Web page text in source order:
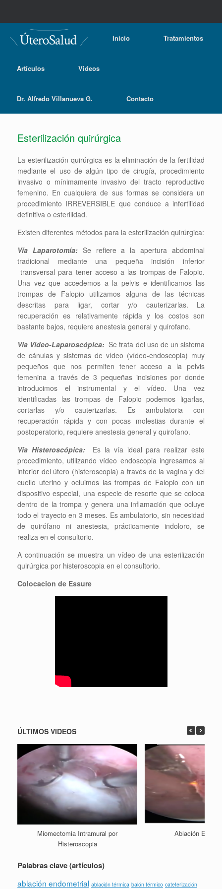
Inicio Tratamientos
Artículos Videos
Dr. Alfredo Villanueva G. Contacto
Esterilización quirúrgica
La esterilización quirúrgica es la eliminación de la fertilidad
mediante el uso de algún tipo de cirugía, procedimiento
invasivo o mínimamente invasivo del tracto reproductivo
femenino. En cualquiera de sus formas se considera un
procedimiento IRREVERSIBLE que conduce a infertilidad
definitiva o esterilidad.
Existen diferentes métodos para la esterilización quirúrgica:
Vía Laparotomía:Se refiere a la apertura abdominal
tradicional mediante una pequeña incisión inferior
transversal para tener acceso a las trompas de Falopio.
Una vez que accedemos a la pelvis e identificamos las
trompas de Falopio utilizamos alguna de las técnicas
descritas para ligar, cortar y/o cauterizarlas. La
recuperación es relativamente rápida y los costos son
bastante bajos, requiere anestesia general y quirofano.
Vía Vídeo-Laparoscópica: Se trata del uso de un sistema
de cánulas y sistemas de vídeo (vídeo-endoscopia) muy
pequeños que nos permiten tener acceso a la pelvis
femenina a través de 3 pequeñas incisiones por donde
introducimos el instrumental y el vídeo. Una vez
identificadas las trompas de Falopio podemos ligarlas,
cortarlas y/o cauterizarlas. Es ambulatoria con
recuperación rápida y con pocas molestias durante el
postoperatorio, requiere anestesia general y quirofano.
Vía Histeroscópica:Es la vía ideal para realizar este
procedimiento, utilizando vídeo endoscopia ingresamos al
interior del útero (histeroscopia) a través de la vagina y del
cuello uterino y ocluimos las trompas de Falopio con un
dispositivo especial, una especie de resorte que se coloca
dentro de la trompa y genera una inflamación que ocluye
todo el trayecto en 3 meses. Es ambulatorio, sin necesidad
de quirófano ni anestesia, prácticamente indoloro, se
realiza en el consultorio.
A continuación se muestra un vídeo de una esterilización
quirúrgica por histeroscopia en el consultorio.
Colocacion de Essure
ÚLTIMOS VIDEOS
Miomectomia Intramural por
Histeroscopia
Ablación
Palabras clave (artículos)
ablación endometrial ablación térmica balón térmico cateterización